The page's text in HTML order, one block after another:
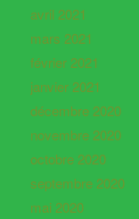
avril 2021
mars 2021
février 2021
janvier 2021
décembre 2020
novembre 2020
octobre 2020
septembre 2020
mai 2020